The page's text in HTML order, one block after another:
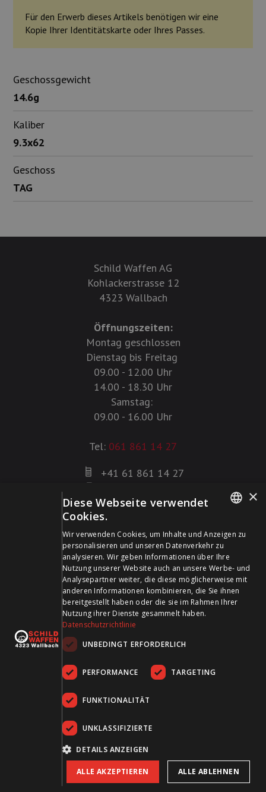
Für den Erwerb dieses Artikels benötigen wir eine
Kopie Ihrer Identitätskarte oder Ihres Passes.
Geschossgewicht
14.6g
Kaliber
9.3x62
Geschoss
TAG
Schild Waffen AG
Kohlackerstrasse 12
4323 Wallbach
Öffnungszeiten:
Montag geschlossen
Dienstag bis Freitag
09.00 - 12.00 Uhr
14.00 - 18.30 Uhr
Samstag:
09.00 - 16.00 Uhr
Tel: 061 861 14 27
+41 61 861 14 27
info@schildwaffen.ch
Zahlungsmittel
Besuchen Sie uns in den Sozialen Medien und bleiben Sie
auf dem Laufenden!
FRENCH
×
Diese Webseite verwendet
Cookies.
Wir verwenden Cookies, um Inhalte und Anzeigen zu
personalisieren und unseren Datenverkehr zu
analysieren. Wir geben Informationen über Ihre
Nutzung unserer Website auch an unsere Werbe- und
Analysepartner weiter, die diese möglicherweise mit
anderen Informationen kombinieren, die Sie ihnen
bereitgestellt haben oder die sie im Rahmen Ihrer
Nutzung ihrer Dienste gesammelt haben.
Datenschutzrichtlinie
UNBEDINGT ERFORDERLICH
PERFORMANCE TARGETING
FUNKTIONALITÄT
UNKLASSIFIZIERTE
DETAILS ANZEIGEN
ALLE AKZEPTIEREN ALLE ABLEHNEN